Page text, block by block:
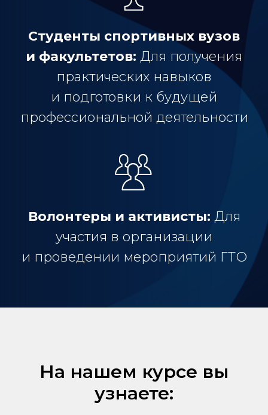
Студенты спортивных вузов
и факультетов: Для получения
практических навыков
и подготовки к будущей
профессиональной деятельности
Волонтеры и активисты: Для
участия в организации
и проведении мероприятий ГТО
На нашем курсе вы
узнаете: